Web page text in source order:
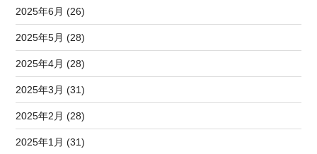
2025年6月 (26)
2025年5月 (28)
2025年4月 (28)
2025年3月 (31)
2025年2月 (28)
2025年1月 (31)